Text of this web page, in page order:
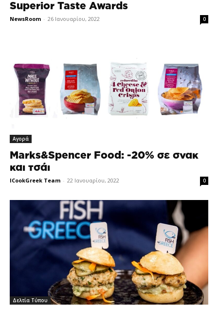
Superior Taste Awards
NewsRoom - 26 Ιανουαρίου, 2022 0
Αγορά
Marks&Spencer Food: -20% σε σνακ
και τσάι
ICookGreek Team - 22 Ιανουαρίου, 2022 0
Δελτία Τύπου